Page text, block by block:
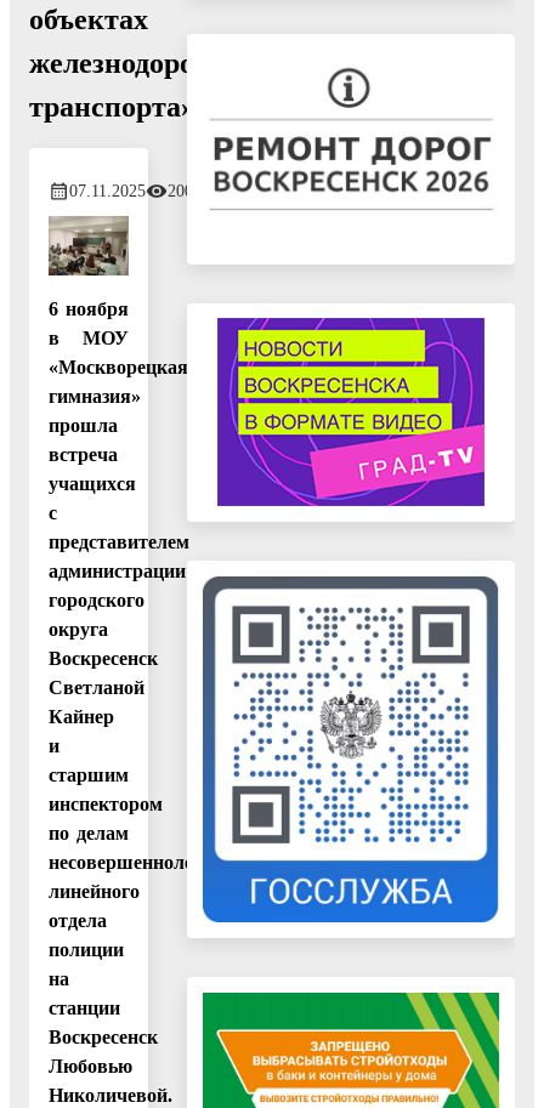
объектах
железнодорожного
транспорта»
07.11.2025 200
6 ноября
в МОУ
«Москворецкая
гимназия»
прошла
встреча
учащихся
с
представителем
администрации
городского
округа
Воскресенск
Светланой
Кайнер
и
старшим
инспектором
по делам
несовершеннолетних
линейного
отдела
полиции
на
станции
Воскресенск
Любовью
Николичевой.